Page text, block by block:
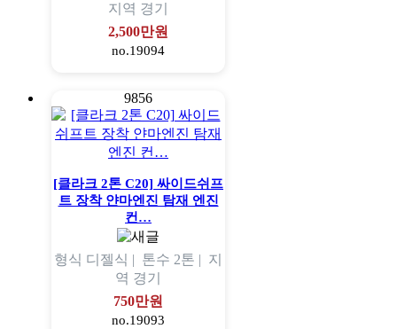
지역 경기
2,500만원
no.19094
9856
[클라크 2톤 C20] 싸이드쉬프
트 장착 얀마엔진 탐재 엔진
컨…
형식 디젤식 | 톤수 2톤 | 지
역 경기
750만원
no.19093